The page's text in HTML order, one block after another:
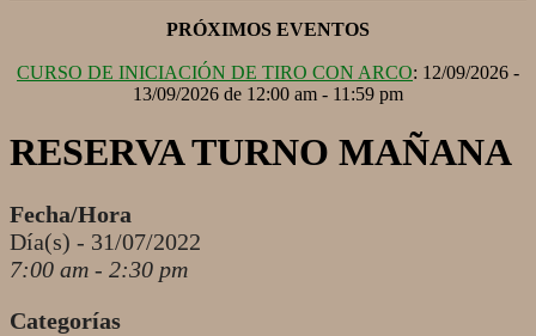
PRÓXIMOS EVENTOS
CURSO DE INICIACIÓN DE TIRO CON ARCO: 12/09/2026 -
13/09/2026 de 12:00 am - 11:59 pm
RESERVA TURNO MAÑANA
Fecha/Hora
Día(s) - 31/07/2022
7:00 am - 2:30 pm
Categorías